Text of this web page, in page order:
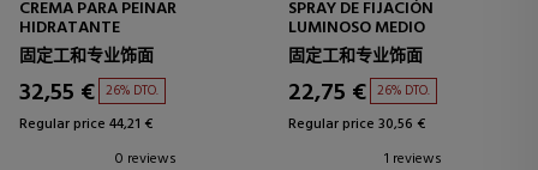
CREMA PARA PEINAR
HIDRATANTE
固定工和专业饰面
32,55 € 26% DTO.
Regular price 44,21 €
0 reviews
SPRAY DE FIJACIÓN
LUMINOSO MEDIO
固定工和专业饰面
22,75 € 26% DTO.
Regular price 30,56 €
1 reviews